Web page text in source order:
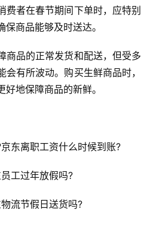
费者在春节期间下单时，应特别
商品能够及时送达。
商品的正常发货和配送，但受多
有所波动。购买生鲜商品时，
地保障商品的新鲜。
东离职工资什么时候到账?
工过年放假吗?
流节假日送货吗?